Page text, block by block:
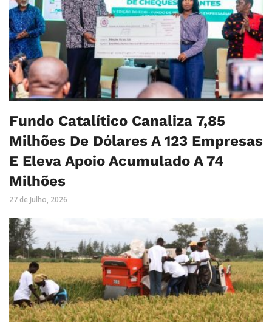
Fundo Catalítico Canaliza 7,85
Milhões De Dólares A 123 Empresas
E Eleva Apoio Acumulado A 74
Milhões
27 de Julho, 2026